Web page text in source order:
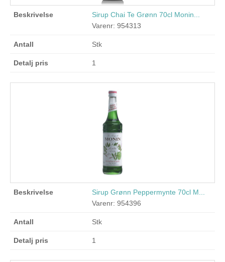
Sirup Chai Te Grønn 70cl Monin...
Varenr: 954313
Stk
1
Sirup Grønn Peppermynte 70cl M...
Varenr: 954396
Stk
1